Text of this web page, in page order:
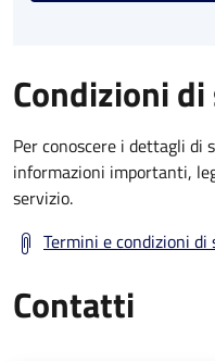
Condizioni
Per conoscere i dettagli di
informazioni importanti,
servizio.
Termini e condizioni di
Contatti